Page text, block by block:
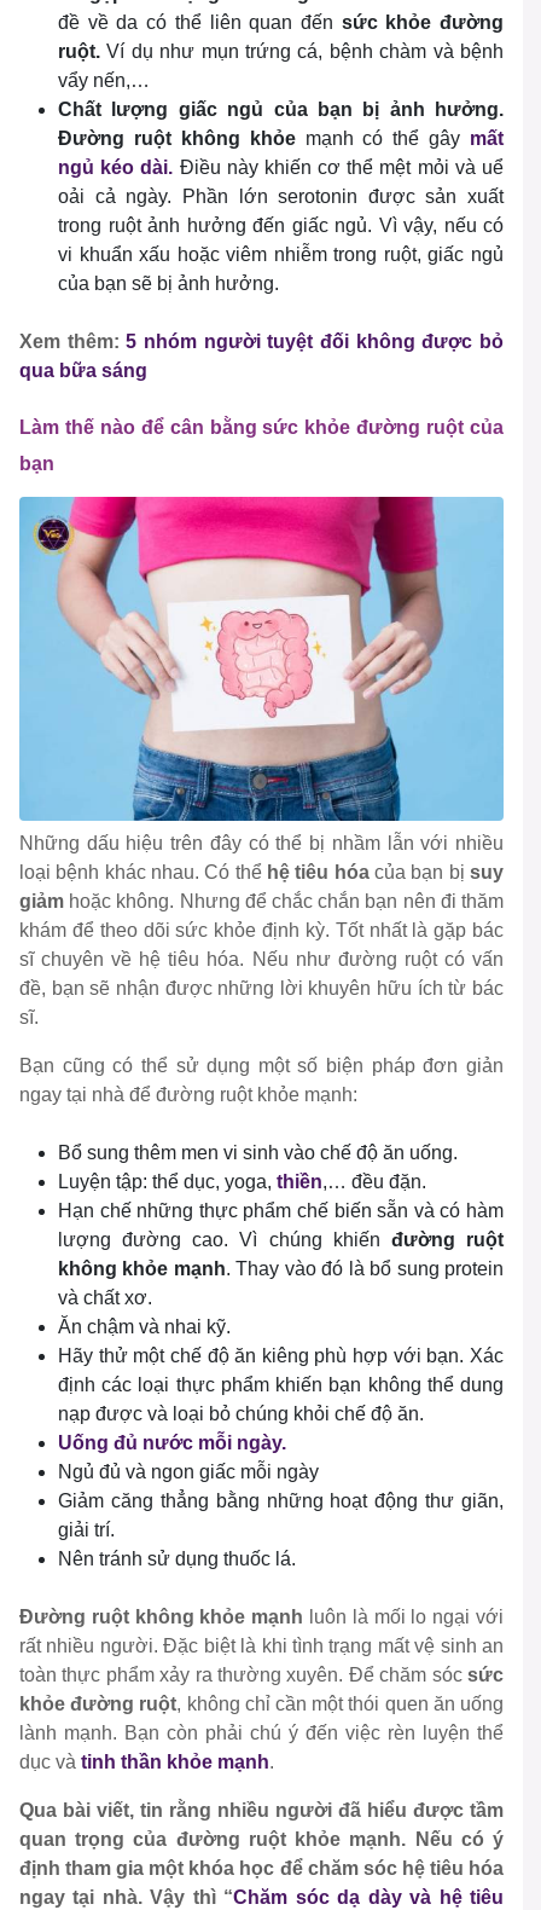
đề về da có thể liên quan đến sức khỏe đường
ruột.Ví dụ như mụn trứng cá, bệnh chàm và bệnh
vẩy nến,…
Chất lượng giấc ngủ của bạn bị ảnh hưởng.
Đường ruột không khỏemạnh có thể gây mất
ngủ kéo dài. Điều này khiến cơ thể mệt mỏi và uể
oải cả ngày. Phần lớn serotonin được sản xuất
trong ruột ảnh hưởng đến giấc ngủ. Vì vậy, nếu có
vi khuẩn xấu hoặc viêm nhiễm trong ruột, giấc ngủ
của bạn sẽ bị ảnh hưởng.
Xem thêm:5 nhóm người tuyệt đối không được bỏ
qua bữa sáng
Làm thế nào để cân bằng sức khỏe đường ruột của
bạn
Những dấu hiệu trên đây có thể bị nhầm lẫn với nhiều
loại bệnh khác nhau. Có thể hệ tiêu hóacủa bạn bị suy
giảm hoặc không. Nhưng để chắc chắn bạn nên đi thăm
khám để theo dõi sức khỏe định kỳ. Tốt nhất là gặp bác
sĩ chuyên về hệ tiêu hóa. Nếu như đường ruột có vấn
đề, bạn sẽ nhận được những lời khuyên hữu ích từ bác
sĩ.
Bạn cũng có thể sử dụng một số biện pháp đơn giản
ngay tại nhà để đường ruột khỏe mạnh:
Bổ sung thêm men vi sinh vào chế độ ăn uống.
Luyện tập: thể dục, yoga, thiền,… đều đặn.
Hạn chế những thực phẩm chế biến sẵn và có hàm
lượng đường cao. Vì chúng khiến đường ruột
không khỏe mạnh. Thay vào đó là bổ sung protein
và chất xơ.
Ăn chậm và nhai kỹ.
Hãy thử một chế độ ăn kiêng phù hợp với bạn. Xác
định các loại thực phẩm khiến bạn không thể dung
nạp được và loại bỏ chúng khỏi chế độ ăn.
Uống đủ nước mỗi ngày.
Ngủ đủ và ngon giấc mỗi ngày
Giảm căng thẳng bằng những hoạt động thư giãn,
giải trí.
Nên tránh sử dụng thuốc lá.
Đường ruột không khỏe mạnh luôn là mối lo ngại với
rất nhiều người. Đặc biệt là khi tình trạng mất vệ sinh an
toàn thực phẩm xảy ra thường xuyên. Để chăm sóc sức
khỏe đường ruột, không chỉ cần một thói quen ăn uống
lành mạnh. Bạn còn phải chú ý đến việc rèn luyện thể
dục và tinh thần khỏe mạnh.
Qua bài viết, tin rằng nhiều người đã hiểu được tầm
quan trọng của đường ruột khỏe mạnh. Nếu có ý
định tham gia một khóa học để chăm sóc hệ tiêu hóa
ngay tại nhà. Vậy thì “Chăm sóc dạ dày và hệ tiêu